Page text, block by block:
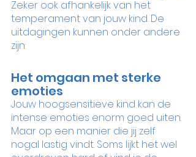
Zeker ook afhankelijk van het
temperament van jouw kind. De
uitdagingen kunnen onder andere
zijn:
Het omgaan met sterke
emoties
Jouw hoogsensitieve kind kan de
intense emoties enorm goed uiten.
Maar op een manier die jij zelf
nogal lastig vindt. Soms lijkt het wel